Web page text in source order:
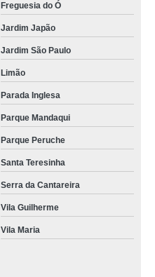
Freguesia do Ó
Jardim Japão
Jardim São Paulo
Limão
Parada Inglesa
Parque Mandaqui
Parque Peruche
Santa Teresinha
Serra da Cantareira
Vila Guilherme
Vila Maria